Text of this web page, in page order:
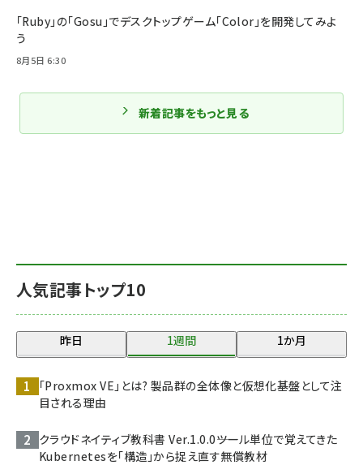
人気記事トップ10
昨日 1週間 1か月
「Proxmox VE」とは? 製品群の全体像と仮想化基盤として注
目される理由
クラウドネイティブ教科書 Ver.1.0.0――ツール単位で覚えてきた
Kubernetesを「構造」から捉え直す無償教材
「Ruby」の「Gosu」でデスクトップゲーム「Color」を開発してみよ
う
8月5日 6:30
新着記事をもっと見る